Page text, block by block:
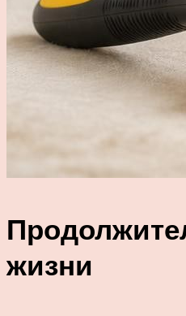
жизни